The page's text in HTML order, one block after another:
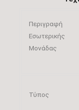
Περιγραφή
Εσωτερικής
Μονάδας
Τύπος